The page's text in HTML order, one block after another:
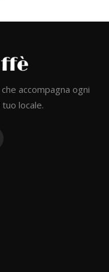
accompagna ogni
locale.